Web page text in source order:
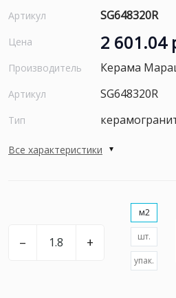
Артикул SG648320R
Цена 2 601.04
Производитель Керама
Артикул SG648320R
Тип
Все характеристики
– +
м2
шт.
упак.